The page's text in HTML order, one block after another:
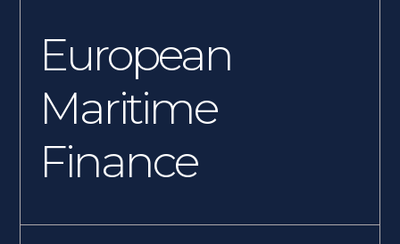
European
Maritime
Finance